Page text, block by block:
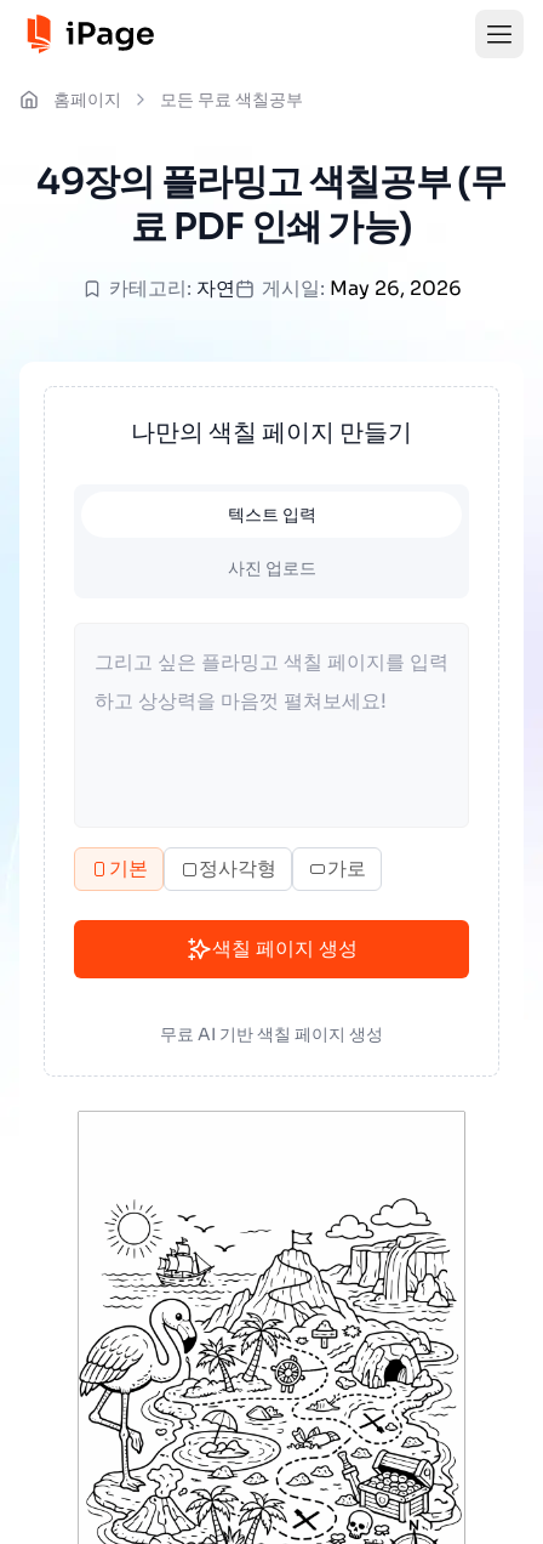
홈페이지 모든 무료 색칠공부
49장의 플라밍고 색칠공부 (무
료 PDF 인쇄 가능)
카테고리: 자연 게시일: May 26, 2026
나만의 색칠 페이지 만들기
텍스트 입력
사진 업로드
기본 정사각형 가로
색칠 페이지 생성
무료 AI 기반 색칠 페이지 생성